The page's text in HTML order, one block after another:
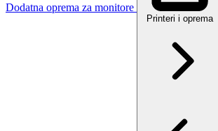
Dodatna oprema za monitore
Printeri i oprema